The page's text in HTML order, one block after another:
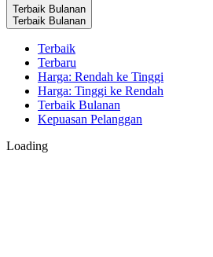
Terbaik Bulanan
Terbaik Bulanan
Terbaik
Terbaru
Harga: Rendah ke Tinggi
Harga: Tinggi ke Rendah
Terbaik Bulanan
Kepuasan Pelanggan
Loading